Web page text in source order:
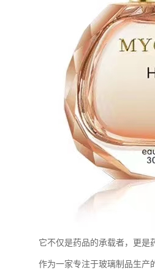
它不仅是药品的承载者，更是
作为一家专注于玻璃制品生产